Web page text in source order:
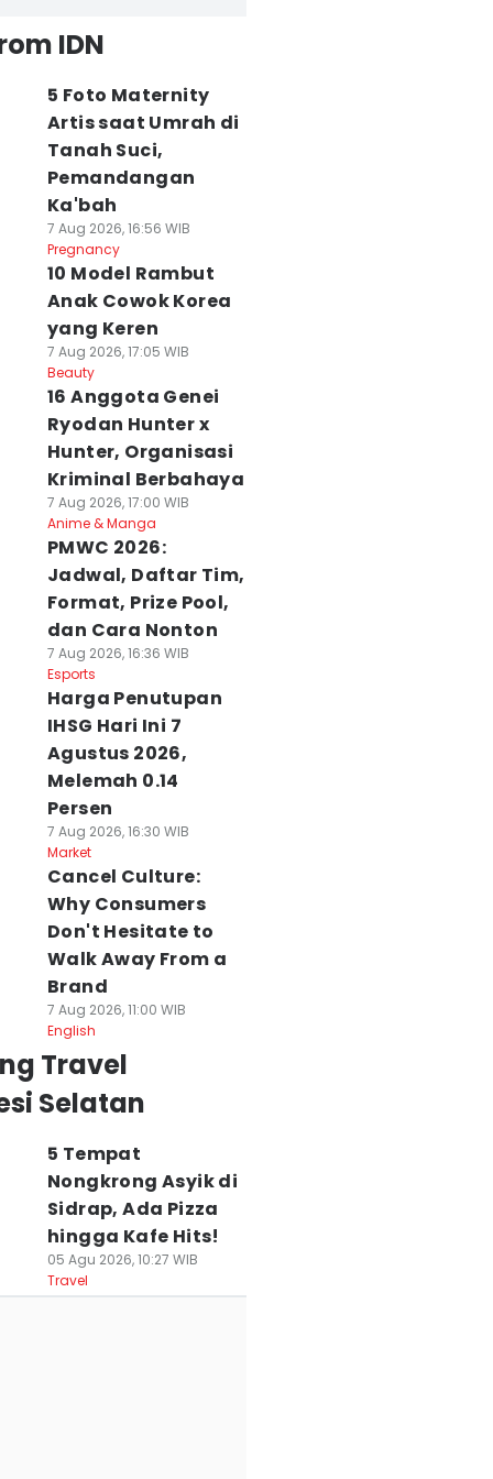
IDN
5 Foto Maternity
Artis saat Umrah di
Tanah Suci,
Pemandangan
Ka'bah
7 Aug 2026, 16:56 WIB
Pregnancy
10 Model Rambut
Anak Cowok Korea
yang Keren
7 Aug 2026, 17:05 WIB
Beauty
16 Anggota Genei
Ryodan Hunter x
Hunter, Organisasi
Kriminal Berbahaya
7 Aug 2026, 17:00 WIB
Anime & Manga
PMWC 2026:
Jadwal, Daftar Tim,
Format, Prize Pool,
dan Cara Nonton
7 Aug 2026, 16:36 WIB
Esports
Harga Penutupan
IHSG Hari Ini 7
Agustus 2026,
Melemah 0.14
Persen
7 Aug 2026, 16:30 WIB
Market
Cancel Culture:
Why Consumers
Don't Hesitate to
Walk Away From a
Brand
7 Aug 2026, 11:00 WIB
English
Travel
Selatan
5 Tempat
Nongkrong Asyik di
Sidrap, Ada Pizza
hingga Kafe Hits!
05 Agu 2026, 10:27 WIB
Travel